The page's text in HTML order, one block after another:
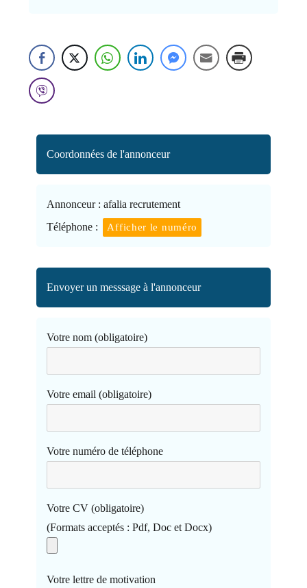
Coordonnées de l'annonceur
Annonceur : afalia recrutement
Téléphone :
Afficher le numéro
Envoyer un messsage à l'annonceur
Votre nom (obligatoire)
Votre email (obligatoire)
Votre numéro de téléphone
Votre CV (obligatoire)
(Formats acceptés : Pdf, Doc et Docx)
Votre lettre de motivation